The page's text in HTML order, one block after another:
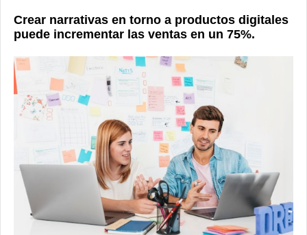
Crear narrativas en torno a productos digitales
puede incrementar las ventas en un 75%.